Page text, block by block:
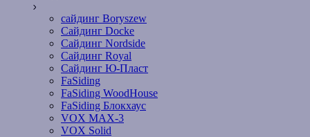
сайдинг Boryszew
Сайдинг Docke
Сайдинг Nordside
Сайдинг Royal
Сайдинг Ю-Пласт
FaSiding
FaSiding WoodHouse
FaSiding Блокхаус
VOX MAX-3
VOX Solid